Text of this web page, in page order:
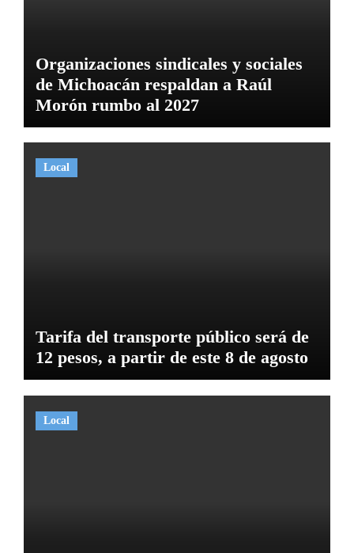
Organizaciones sindicales y sociales
de Michoacán respaldan a Raúl
Morón rumbo al 2027
Local
Tarifa del transporte público será de
12 pesos, a partir de este 8 de agosto
Local